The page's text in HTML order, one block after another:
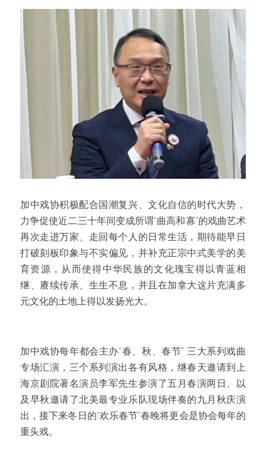
加中戏协积极配合国潮复兴、文化自信的时代大势，
力争促使近二三十年间变成所谓“曲高和寡”的戏曲艺术
再次走进万家、走回每个人的日常生活，期待能早日
打破刻板印象与不实偏见，并补充正宗中式美学的美
育资源，从而使得中华民族的文化瑰宝得以青蓝相
继、赓续传承、生生不息，并且在加拿大这片充满多
元文化的土地上得以发扬光大。
加中戏协每年都会主办“春、秋、春节” 三大系列戏曲
专场汇演，三个系列演出各有风格，继春天邀请到上
海京剧院著名演员李军先生参演了五月春演两日、以
及早秋邀请了北美最专业乐队现场伴奏的九月秋庆演
出，接下来冬日的“欢乐春节”春晚将更会是协会每年的
重头戏。